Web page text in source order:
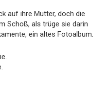
auf ihre Mutter, doch die
Schoß, als trüge sie darin
ein altes Fotoalbum.